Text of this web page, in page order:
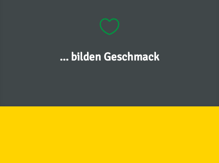

… bilden Geschmack